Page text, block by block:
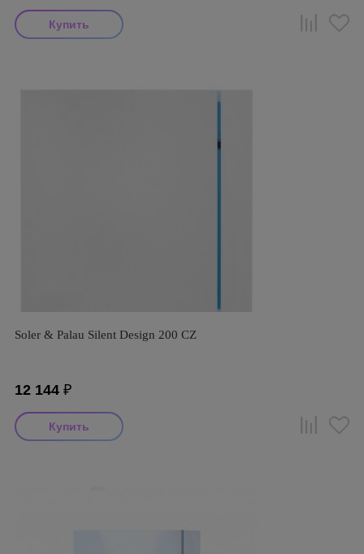
Soler & Palau Silent Design 200 CZ
12 144 ₽